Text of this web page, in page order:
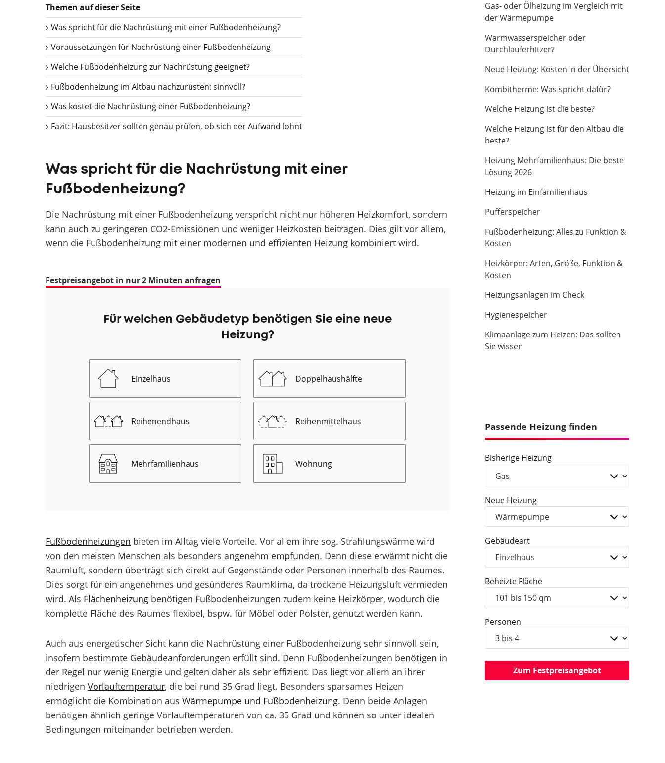
Themen auf dieser Seite
Was spricht für die Nachrüstung mit einer Fußbodenheizung?
Voraussetzungen für Nachrüstung einer Fußbodenheizung
Welche Fußbodenheizung zur Nachrüstung geeignet?
Fußbodenheizung im Altbau nachzurüsten: sinnvoll?
Was kostet die Nachrüstung einer Fußbodenheizung?
Fazit: Hausbesitzer sollten genau prüfen, ob sich der Aufwand lohnt
Was spricht für die Nachrüstung mit einer
Fußbodenheizung?
Die Nachrüstung mit einer Fußbodenheizung verspricht nicht nur höheren Heizkomfort, sondern
kann auch zu geringeren CO2-Emissionen und weniger Heizkosten beitragen. Dies gilt vor allem,
wenn die Fußbodenheizung mit einer modernen und effizienten Heizung kombiniert wird.
Festpreisangebot in nur 2 Minuten anfragen
Für welchen Gebäudetyp benötigen Sie eine neue
Heizung?
Einzelhaus Doppelhaushälfte
Reihenendhaus Reihenmittelhaus
Mehrfamilienhaus Wohnung
Fußbodenheizungen bieten im Alltag viele Vorteile. Vor allem ihre sog. Strahlungswärme wird
von den meisten Menschen als besonders angenehm empfunden. Denn diese erwärmt nicht die
Raumluft, sondern überträgt sich direkt auf Gegenstände oder Personen innerhalb des Raumes.
Dies sorgt für ein angenehmes und gesünderes Raumklima, da trockene Heizungsluft vermieden
wird. Als Flächenheizung benötigen Fußbodenheizungen zudem keine Heizkörper, wodurch die
komplette Fläche des Raumes flexibel, bspw. für Möbel oder Polster, genutzt werden kann.
Auch aus energetischer Sicht kann die Nachrüstung einer Fußbodenheizung sehr sinnvoll sein,
insofern bestimmte Gebäudeanforderungen erfüllt sind. Denn Fußbodenheizungen benötigen in
der Regel nur wenig Energie und gelten daher als sehr effizient. Das liegt vor allem an ihrer
niedrigen Vorlauftemperatur, die bei rund 35 Grad liegt. Besonders sparsames Heizen
ermöglicht die Kombination aus Wärmepumpe und Fußbodenheizung. Denn beide Anlagen
benötigen ähnlich geringe Vorlauftemperaturen von ca. 35 Grad und können so unter idealen
Bedingungen miteinander betrieben werden.
Gas- oder Ölheizung im Vergleich mit
der Wärmepumpe
Warmwasserspeicher oder
Durchlauferhitzer?
Neue Heizung: Kosten in der Übersicht
Kombitherme: Was spricht dafür?
Welche Heizung ist die beste?
Welche Heizung ist für den Altbau die
beste?
Heizung Mehrfamilienhaus: Die beste
Lösung 2026
Heizung im Einfamilienhaus
Pufferspeicher
Fußbodenheizung: Alles zu Funktion &
Kosten
Heizkörper: Arten, Größe, Funktion &
Kosten
Heizungsanlagen im Check
Hygienespeicher
Klimaanlage zum Heizen: Das sollten
Sie wissen
Passende Heizung finden
Bisherige Heizung
Neue Heizung
Gebäudeart
Beheizte Fläche
Personen
Zum Festpreisangebot